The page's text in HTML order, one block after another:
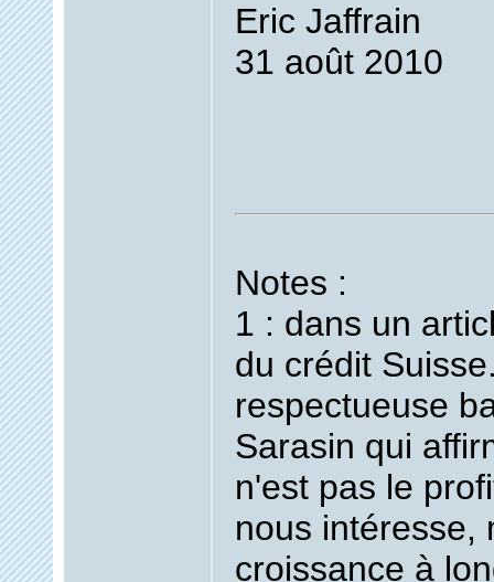
Eric Jaffrain
31 août 2010
Notes :
1 : dans un
du crédit
respectueuse
Sarasin qui
n'est pas le
nous intéresse,
croissance à